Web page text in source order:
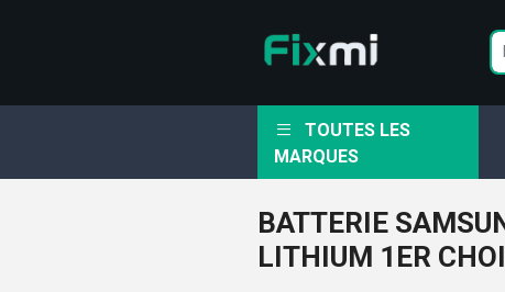
TOUTES LES
MARQUES
BATTERIE
LITHIUM 1ER